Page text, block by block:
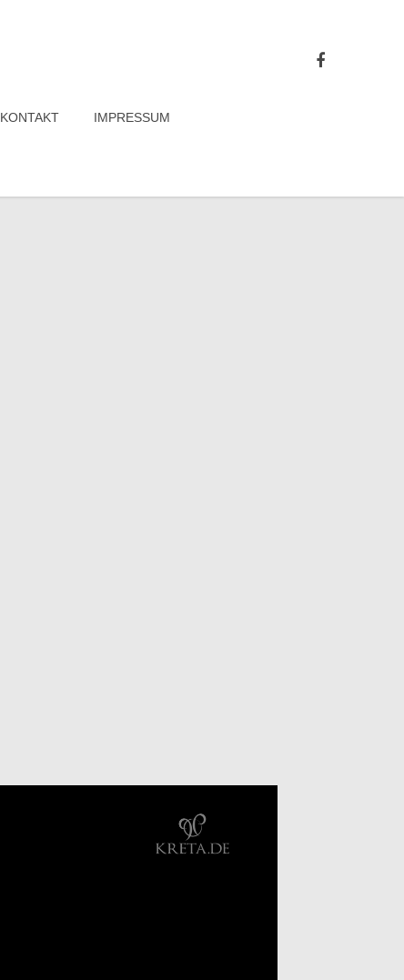
KONTAKT IMPRESSUM